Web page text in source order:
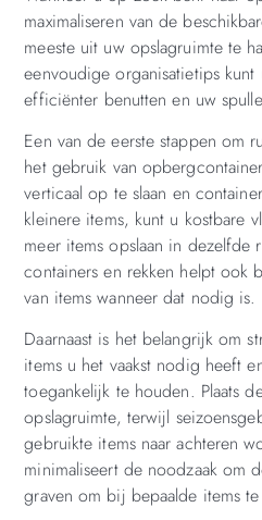
maximaliseren van de
meeste uit uw opslagruimte te
eenvoudige organisatietips
efficiënter benutten en uw
Een van de eerste stappen om
het gebruik van
verticaal op te slaan en
kleinere items, kunt u kostbare
meer items opslaan in dezelfde
containers en rekken helpt ook
van items wanneer dat nodig is.
Daarnaast is het belangrijk om
items u het vaakst nodig heeft
toegankelijk te houden. Plaats
opslagruimte, terwijl
gebruikte items naar achteren
minimaliseert de noodzaak om
graven om bij bepaalde items